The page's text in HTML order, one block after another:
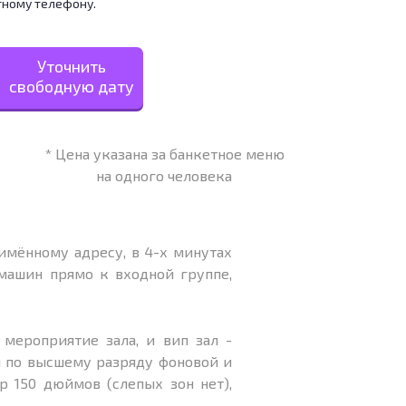
телефону.
Уточнить
свободную дату
* Цена указана за банкетное меню
на одного человека
адресу, в 4-х минутах
прямо к входной группе,
зала, и вип зал -
по высшему разряду фоновой и
150 дюймов (слепых зон нет),